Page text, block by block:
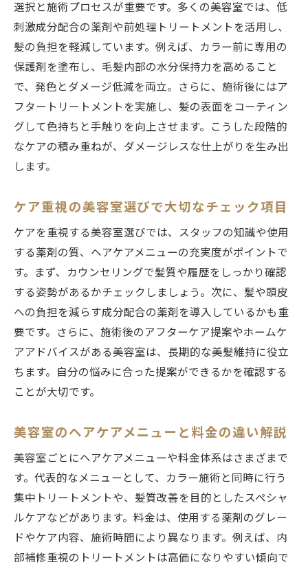
選択と施術プロセスが重要です。多くの美容室では、低
刺激成分配合の薬剤や前処理トリートメントを活用し、
髪の負担を軽減しています。例えば、カラー前に専用の
保護剤を塗布し、毛髪内部の水分保持力を高めること
で、発色とダメージ低減を両立。さらに、施術後にはア
フタートリートメントを実施し、髪の表面をコーティン
グして色持ちと手触りを向上させます。こうした段階的
なケアの積み重ねが、ダメージレスな仕上がりを生み出
します。
ケア重視の美容室選びで大切なチェック項目
ケアを重視する美容室選びでは、スタッフの知識や使用
する薬剤の質、ヘアケアメニューの充実度がポイントで
す。まず、カウンセリングで髪質や履歴をしっかり確認
する姿勢があるかチェックしましょう。次に、髪や頭皮
への負担を減らす成分配合の薬剤を導入しているかも重
要です。さらに、施術後のアフターケア提案やホームケ
アアドバイスがある美容室は、長期的な美髪維持に役立
ちます。自分の悩みに合った提案ができるかを確認する
ことが大切です。
美容室のヘアケアメニューと料金の違い解説
美容室ごとにヘアケアメニューや料金体系はさまざまで
す。代表的なメニューとして、カラー施術と同時に行う
集中トリートメントや、髪質改善を目的としたスペシャ
ルケアなどがあります。料金は、使用する薬剤のグレー
ドやケア内容、施術時間により異なります。例えば、内
部補修重視のトリートメントは高価になりやすい傾向で